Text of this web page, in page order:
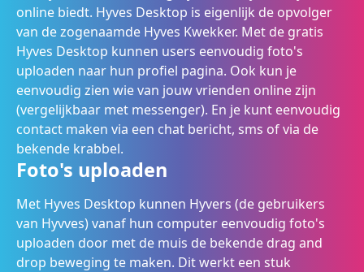
online biedt. Hyves Desktop is eigenlijk de opvolger
van de zogenaamde Hyves Kwekker. Met de gratis
Hyves Desktop kunnen users eenvoudig foto's
uploaden naar hun profiel pagina. Ook kun je
eenvoudig zien wie van jouw vrienden online zijn
(vergelijkbaar met messenger). En je kunt eenvoudig
contact maken via een chat bericht, sms of via de
bekende krabbel.
Foto's uploaden
Met Hyves Desktop kunnen Hyvers (de gebruikers
van Hyvves) vanaf hun computer eenvoudig foto's
uploaden door met de muis de bekende drag and
drop beweging te maken. Dit werkt een stuk